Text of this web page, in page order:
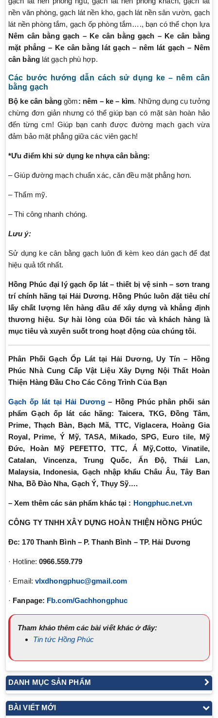
nền văn phòng, gạch lát nền kho, gạch lát nền sân vườn, gạch
lát nền phòng tắm, gạch ốp phòng tắm…., bạn có thể chọn lựa
Nêm cân bằng gạch – Ke cân bằng gạch – Ke cân bằng
mặt phẳng – Ke cân bằng lát gạch – nêm lát gạch – Nêm
cân bằng lát gạch phù hợp.
Các bước hướng dẫn cách sử dụng ke – nêm cân
bằng gạch
Bộ ke cân bằnggồm: nêm – ke – kìm. Những dụng cụ tưởng
chừng đơn giản nhưng có thể giúp bạn có mặt sàn hoàn hảo
đến từng cm! Giúp bạn canh được đường mạch gạch vừa
đảm bảo mặt phẳng giữa các viên gạch!
*Ưu điểm khi sử dụng ke nhựa cân bằng:
– Giúp đường mạch chuẩn xác, căn đều mặt phẳng hơn.
– Thẩm mỹ.
– Thi công nhanh chóng.
Lưu ý:
Sử dụng ke cân bằng gạch luôn đi kèm keo dán gạch để đạt
hiệu quả tốt nhất.
Hồng Phúc đại lý gạch ốp lát – thiết bị vệ sinh – sơn trang
trí chính hãng tại Hải Dương. Hồng Phúc luôn đặt tiêu chí
lấy chất lượng lên hàng đầu để xây dựng và khẳng định
thương hiệu. Sự hài lòng của Đối tác và khách hàng là
mục tiêu và xuyên suốt trong hoạt động của chúng tôi.
Phân Phối Gạch Ốp Lát tại Hải Dương, Uy Tín – Hồng
Phúc Nhà Cung Cấp Vật Liệu Xây Dựng Nội Thất Hoàn
Thiện Hàng Đầu Cho Các Công Trình Của Bạn
Gạch ốp lát tại Hải Dương– Hồng Phúc phân phối sản
phẩm Gạch ốp lát các hãng: Taicera, TKG, Đồng Tâm,
Prime, Thạch Bàn, Bạch Mã, TTC, Viglacera, Hoàng Gia
Royal, Prime, Ý Mỹ, TASA, Mikado, SPG, Euro tile, Mỹ
Đức, Hoàn Mỹ PEFETTO, TTC, Á Mỹ,Cotto, Vinatile,
Catalan, Vincenza, Trung Quốc, Ấn Độ, Thái Lan,
Malaysia, Indonesia, Gạch nhập khẩu Châu Âu, Tây Ban
Nha, Bồ Đào Nha, Gạch Ý, Thụy Sỹ….
– Xem thêm các sản phẩm khác tại : Hongphuc.net.vn
CÔNG TY TNHH XÂY DỰNG HOÀN THIỆN HỒNG PHÚC
Đc: 170 Thanh Bình – P. Thanh Bình – TP. Hải Dương
· Hotline:0966.559.779
· Email: vlxdhongphuc@gmail.com
· Fanpage: Fb.com/Gachhongphuc
Tham khảo thêm các bài viết khác ở đây:
Tin tức Hồng Phúc
DANH MỤC SẢN PHẨM
BÀI VIẾT MỚI